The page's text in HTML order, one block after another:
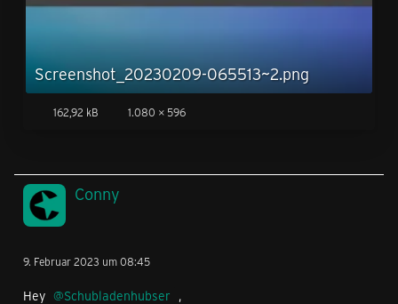
Screenshot_20230209-065513~2.png
162,92 kB 1.080 × 596
Conny
9. Februar 2023 um 08:45
Hey Schubladenhubser ,